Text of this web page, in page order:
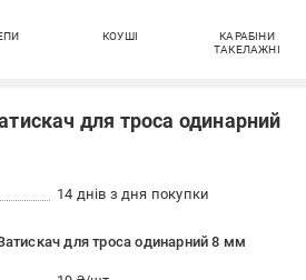
КОУШІ
КАРАБІНИ
ТАКЕЛАЖНІ
для троса одинарний
14 днів з дня покупки
для троса одинарний 8 мм